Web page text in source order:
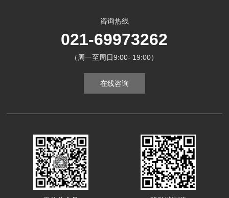
咨询热线
021-69973262
（周一至周日9:00- 19:00）
在线咨询